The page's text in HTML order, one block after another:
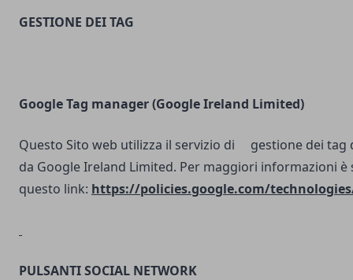
GESTIONE DEI TAG
Google Tag manager (Google Ireland Limited)
Questo Sito web utilizza il servizio di gestione dei tag
da Google Ireland Limited. Per maggiori informazioni
questo link: https://policies.google.com/
PULSANTI SOCIAL NETWORK